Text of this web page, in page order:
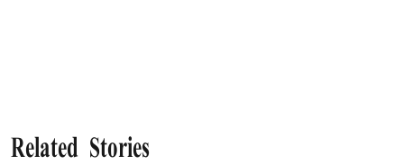
Related Stories